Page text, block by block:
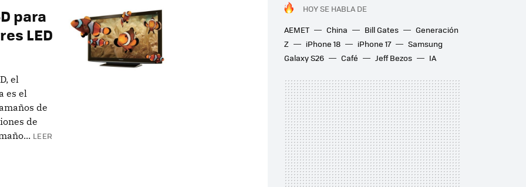
HOY SE HABLA DE
AEMET
China Bill Gates
Generación
Z
iPhone 18 iPhone 17
Samsung
Galaxy S26
Café Jeff Bezos IA
para
LED
el
es el
de
de
LEER